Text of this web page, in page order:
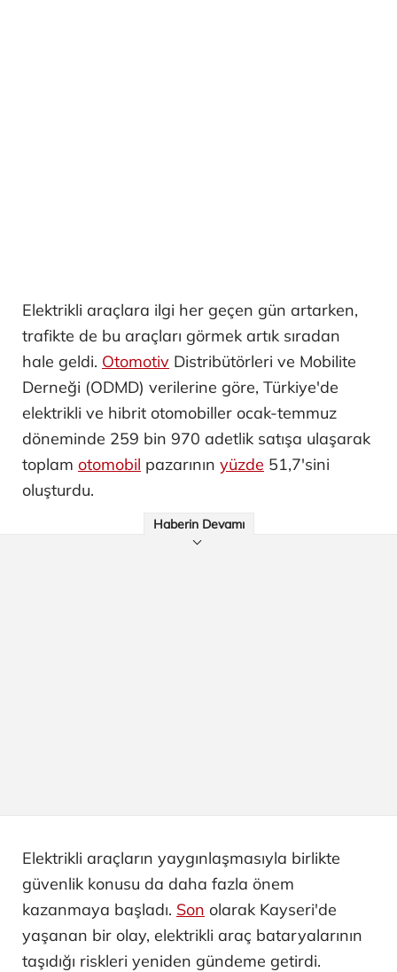
Elektrikli araçlara ilgi her geçen gün artarken,
trafikte de bu araçları görmek artık sıradan
hale geldi. Otomotiv Distribütörleri ve Mobilite
Derneği (ODMD) verilerine göre, Türkiye'de
elektrikli ve hibrit otomobiller ocak-temmuz
döneminde 259 bin 970 adetlik satışa ulaşarak
toplam otomobil pazarının yüzde 51,7'sini
oluşturdu.
Haberin Devamı
Elektrikli araçların yaygınlaşmasıyla birlikte
güvenlik konusu da daha fazla önem
kazanmaya başladı. Son olarak Kayseri'de
yaşanan bir olay, elektrikli araç bataryalarının
taşıdığı riskleri yeniden gündeme getirdi.